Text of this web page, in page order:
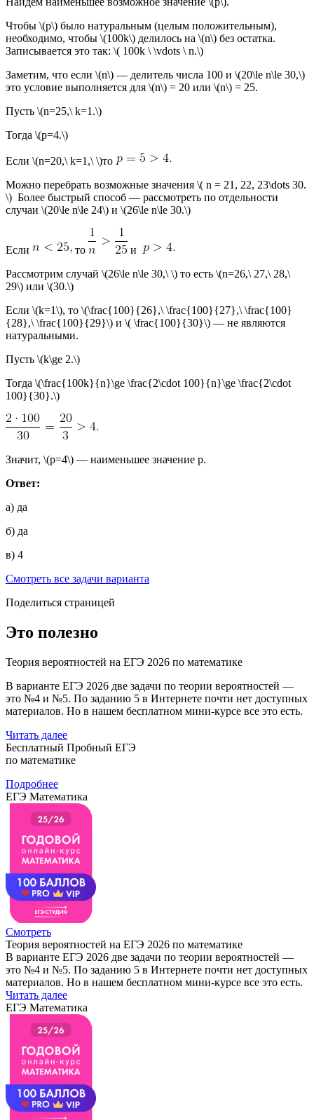
Чтобы \(p\) было натуральным (целым положительным),
необходимо, чтобы \(100k\) делилось на \(n\) без остатка.
Записывается это так: \( 100k \ \vdots \ n.\)
Заметим, что если \(n\) — делитель числа 100 и \(20\le n\le 30,\)
это условие выполняется для \(n\) = 20 или \(n\) = 25.
Пусть \(n=25,\ k=1.\)
Тогда \(p=4.\)
Если \(n=20,\ k=1,\ \)то
Можно перебрать возможные значения \( n = 21, 22, 23\dots 30.
\) Более быстрый способ — рассмотреть по отдельности
случаи \(20\le n\le 24\) и \(26\le n\le 30.\)
Если то
и
Рассмотрим случай \(26\le n\le 30,\ \) то есть \(n=26,\ 27,\ 28,\
29\) или \(30.\)
Если \(k=1\), то \(\frac{100}{26},\ \frac{100}{27},\ \frac{100}
{28},\ \frac{100}{29}\) и \( \frac{100}{30}\) — не являются
натуральными.
Пусть \(k\ge 2.\)
Тогда \(\frac{100k}{n}\ge \frac{2\cdot 100}{n}\ge \frac{2\cdot
100}{30}.\)
Значит, \(p=4\) — наименьшее значение р.
Ответ:
а) да
б) да
в) 4
Смотреть все задачи варианта
Поделиться страницей
Это полезно
Теория вероятностей на ЕГЭ 2026 по математике
В варианте ЕГЭ 2026 две задачи по теории вероятностей —
это №4 и №5. По заданию 5 в Интернете почти нет доступных
материалов. Но в нашем бесплатном мини-курсе все это есть.
Читать далее
Бесплатный Пробный ЕГЭ
по математике
Подробнее
ЕГЭ Математика
Смотреть
Теория вероятностей на ЕГЭ 2026 по математике
В варианте ЕГЭ 2026 две задачи по теории вероятностей —
это №4 и №5. По заданию 5 в Интернете почти нет доступных
материалов. Но в нашем бесплатном мини-курсе все это есть.
Читать далее
ЕГЭ Математика